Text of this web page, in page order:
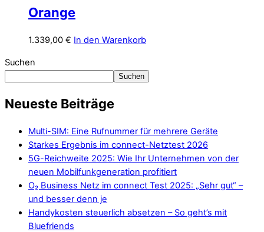
Orange
1.339,00 € In den Warenkorb
Suchen
Suchen
Neueste Beiträge
Multi-SIM: Eine Rufnummer für mehrere Geräte
Starkes Ergebnis im connect-Netztest 2026
5G-Reichweite 2025: Wie Ihr Unternehmen von der
neuen Mobilfunkgeneration profitiert
O₂ Business Netz im connect Test 2025: „Sehr gut“ –
und besser denn je
Handykosten steuerlich absetzen – So geht’s mit
Bluefriends